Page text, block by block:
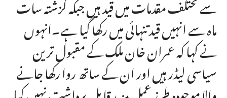
ماہ سے انہیں قید تنہائی میں رکھا گیا ہے۔انہوں
نے کہا کہ عمران خان ملک کے مقبول ترین
سیاسی لیڈر ہیں اور ان کے ساتھ روا رکھا جانے